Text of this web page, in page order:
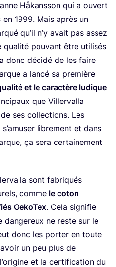
Håkans­son qui a ouvert
en 1999. Mais après un
qu’il n’y avait pas assez
qua­li­té pou­vant être uti­li­sés
donc déci­dé de les faire
a lan­cé sa pre­mière
et le carac­tère ludique
que Vil­ler­val­la
ses col­lec­tions. Les
libre­ment et dans
ça sera cer­tai­ne­ment
sont fabri­qués
comme le coton
Oeko­Tex. Cela signi­fie
dan­ge­reux ne reste sur le
donc les por­ter en toute
un peu plus de
et la cer­ti­fi­ca­tion du